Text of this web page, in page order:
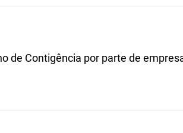
de Contigência por parte de